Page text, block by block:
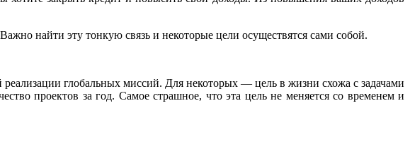
найти эту тонкую связь и некоторые цели осуществятся сами собой.
реализации глобальных миссий. Для некоторых — цель в жизни схожа с задачами
проектов за год. Самое страшное, что эта цель не меняется со временем и